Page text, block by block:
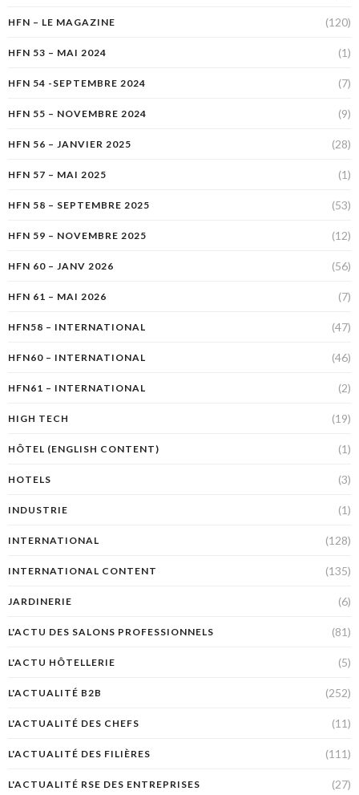
HFN – LE MAGAZINE (120)
HFN 53 – MAI 2024 (1)
HFN 54 -SEPTEMBRE 2024 (7)
HFN 55 – NOVEMBRE 2024 (9)
HFN 56 – JANVIER 2025 (28)
HFN 57 – MAI 2025 (1)
HFN 58 – SEPTEMBRE 2025 (53)
HFN 59 – NOVEMBRE 2025 (12)
HFN 60 – JANV 2026 (56)
HFN 61 – MAI 2026 (7)
HFN58 – INTERNATIONAL (47)
HFN60 – INTERNATIONAL (46)
HFN61 – INTERNATIONAL (2)
HIGH TECH (19)
HÔTEL (ENGLISH CONTENT) (1)
HOTELS (3)
INDUSTRIE (1)
INTERNATIONAL (128)
INTERNATIONAL CONTENT (135)
JARDINERIE (6)
L'ACTU DES SALONS PROFESSIONNELS (81)
L'ACTU HÔTELLERIE (5)
L'ACTUALITÉ B2B (252)
L'ACTUALITÉ DES CHEFS (11)
L'ACTUALITÉ DES FILIÈRES (111)
L'ACTUALITÉ RSE DES ENTREPRISES (27)